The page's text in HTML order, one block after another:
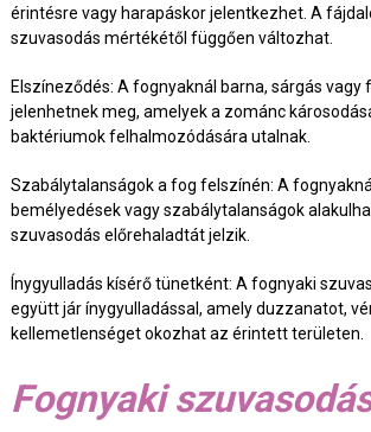
érintésre vagy harapáskor jelentkezhet. A
szuvasodás mértékétől függően változhat.
Elszíneződés: A fognyaknál barna, sárgás vagy
jelenhetnek meg, amelyek a zománc
baktériumok felhalmozódására utalnak.
Szabálytalanságok a fog felszínén: A
bemélyedések vagy szabálytalanságok
szuvasodás előrehaladtát jelzik.
Ínygyulladás kísérő tünetként: A fognyaki
együtt jár ínygyulladással, amely duzzanatot,
kellemetlenséget okozhat az érintett területen.
Fognyaki